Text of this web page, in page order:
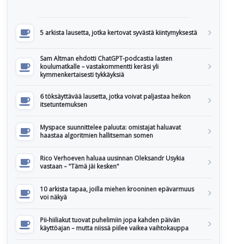
5 arkista lausetta, jotka kertovat syvästä kiintymyksestä
Sam Altman ehdotti ChatGPT-podcastia lasten
koulumatkalle – vastakommentti keräsi yli
kymmenkertaisesti tykkäyksiä
6 töksäyttävää lausetta, jotka voivat paljastaa heikon
itsetuntemuksen
Myspace suunnittelee paluuta: omistajat haluavat
haastaa algoritmien hallitseman somen
Rico Verhoeven haluaa uusinnan Oleksandr Usykia
vastaan – "Tämä jäi kesken"
10 arkista tapaa, joilla miehen krooninen epävarmuus
voi näkyä
Pii-hiiliakut tuovat puhelimiin jopa kahden päivän
käyttöajan – mutta niissä piilee vaikea vaihtokauppa